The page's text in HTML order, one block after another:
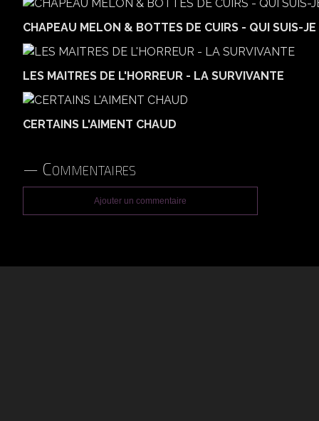
CHAPEAU MELON & BOTTES DE CUIRS - QUI SUIS-JE
LES MAITRES DE L'HORREUR - LA SURVIVANTE
CERTAINS L'AIMENT CHAUD
Commentaires
Ajouter un commentaire